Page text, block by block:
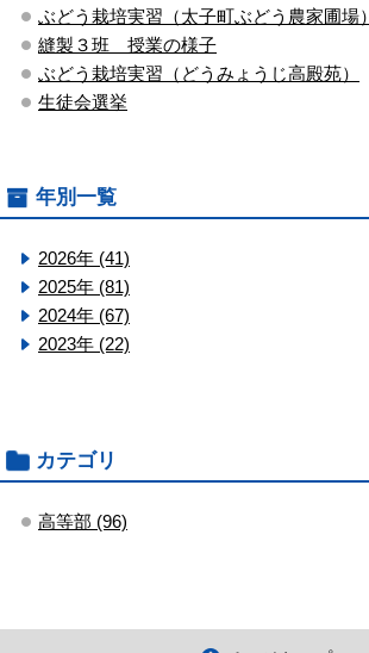
ぶどう栽培実習（太子町ぶどう農家圃場）
縫製３班 授業の様子
ぶどう栽培実習（どうみょうじ高殿苑）
生徒会選挙
年別一覧
2026年 (41)
2025年 (81)
2024年 (67)
2023年 (22)
カテゴリ
高等部 (96)